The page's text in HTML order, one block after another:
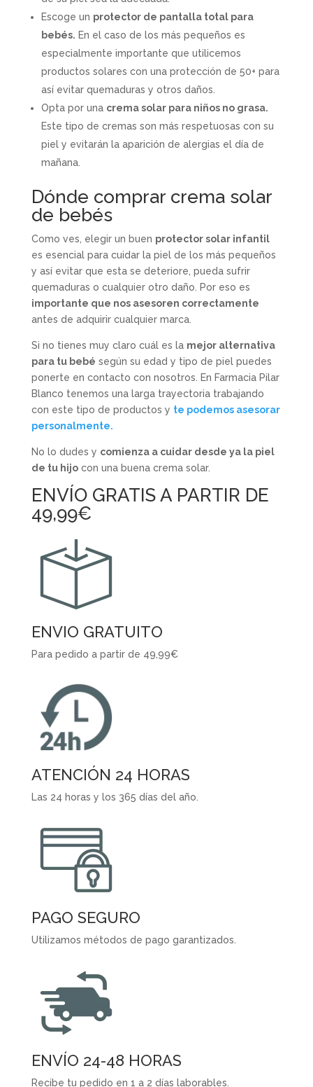
Escoge un protector de pantalla total para
bebés. En el caso de los más pequeños es
especialmente importante que utilicemos
productos solares con una protección de 50+ para
así evitar quemaduras y otros daños.
Opta por una crema solar para niños no grasa.
Este tipo de cremas son más respetuosas con su
piel y evitarán la aparición de alergias el día de
mañana.
Dónde comprar crema solar
de bebés
Como ves, elegir un buen protector solar infantil
es esencial para cuidar la piel de los más pequeños
y así evitar que esta se deteriore, pueda sufrir
quemaduras o cualquier otro daño. Por eso es
importante que nos asesoren correctamente
antes de adquirir cualquier marca.
Si no tienes muy claro cuál es la mejor alternativa
para tu bebé según su edad y tipo de piel puedes
ponerte en contacto con nosotros. En Farmacia Pilar
Blanco tenemos una larga trayectoria trabajando
con este tipo de productos y te podemos asesorar
personalmente.
No lo dudes y comienza a cuidar desde ya la piel
de tu hijocon una buena crema solar.
ENVÍO GRATIS A PARTIR DE
49,99€
ENVIO GRATUITO
Para pedido a partir de 49,99€
ATENCIÓN 24 HORAS
Las 24 horas y los 365 días del año.
PAGO SEGURO
Utilizamos métodos de pago garantizados.
ENVÍO 24-48 HORAS
Recibe tu pedido en 1 a 2 días laborables.